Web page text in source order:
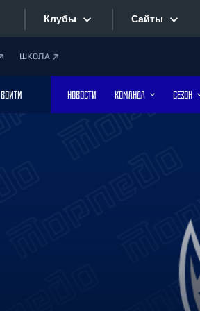
Клубы
Дивизион Боброва
Лада
Сайты
Фотобанк
ШКОЛА
ВОЙТИ НОВОСТИ КОМАНДА СЕЗОН